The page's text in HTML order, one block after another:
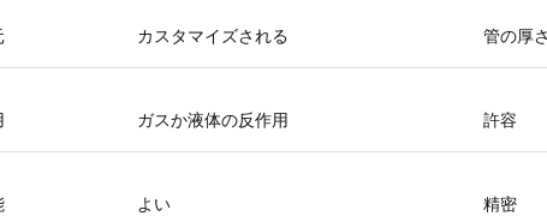
カスタマイズされる 管の厚さ
ガスか液体の反作用 許容
よい 精密